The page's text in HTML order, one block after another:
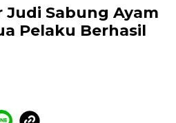
Judi Sabung Ayam
Pelaku Berhasil